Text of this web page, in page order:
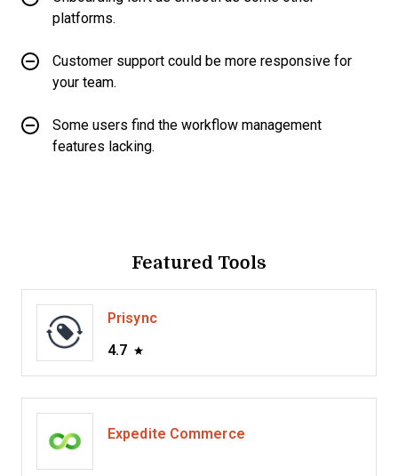
platforms.
Customer support could be more responsive for
your team.
Some users find the workflow management
features lacking.
Featured Tools
Prisync
4.7
Expedite Commerce